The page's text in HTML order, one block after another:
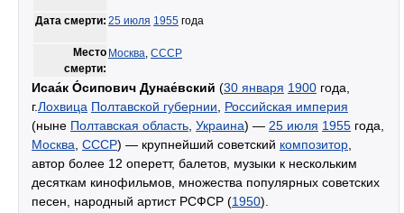
Дата смерти: 25 июля 1955 года
Место
смерти:
Москва, СССР
Исаа́к О́сипович Дунае́вский (30 января 1900 года,
г.Лохвица Полтавской губернии
Российская империя
(ныне Полтавская область Украина) — 25 июля 1955 года,
Москва СССР) — крупнейший советский композитор
автор более 12 оперетт, балетов, музыки к нескольким
десяткам кинофильмов, множества популярных советских
песен, народный артист РСФСР (1950).